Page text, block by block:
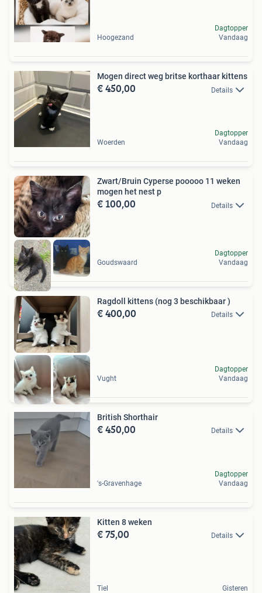
Hoogezand
Dagtopper
Vandaag
Mogen direct weg britse korthaar kittens
€ 450,00 Details
Woerden
Dagtopper
Vandaag
Zwart/Bruin Cyperse pooooo 11 weken
mogen het nest p
€ 100,00 Details
Goudswaard
Dagtopper
Vandaag
Ragdoll kittens (nog 3 beschikbaar )
€ 400,00 Details
Vught
Dagtopper
Vandaag
British Shorthair
€ 450,00 Details
's-Gravenhage
Dagtopper
Vandaag
Kitten 8 weken
€ 75,00 Details
Tiel Gisteren